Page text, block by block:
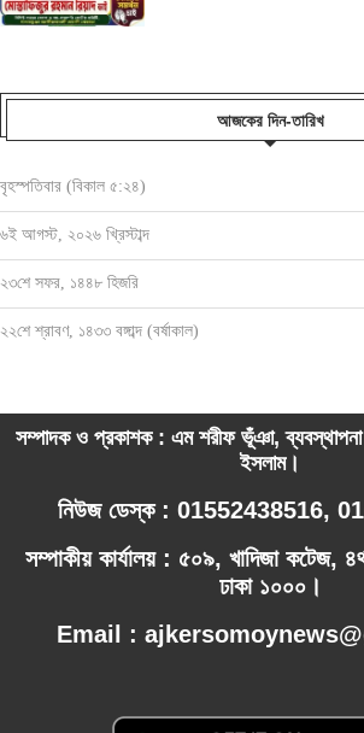
আজকের দিন-তারিখ
বৃহস্পতিবার (বিকাল ৫:২৪)
৬ই আগস্ট, ২০২৬ খ্রিস্টাব্দ
২৩শে সফর, ১৪৪৮ হিজরি
২২শে শ্রাবণ, ১৪৩৩ বঙ্গাব্দ (বর্ষাকাল)
সম্পাদক ও প্রকাশক : এম শরীফ ভূঁঞা,
ইসলাম।
নিউজ ডেস্ক : 01552438516,
সম্পাকীয় কার্যালয় : ৫০৯, খাদিজা কটেজ,
ঢাকা ১০০০।
Email :